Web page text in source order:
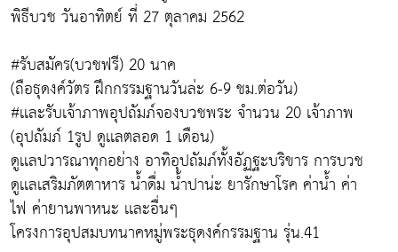
พิธีบวช วันอาทิตย์ ที่ 27 ตุลาคม 2562
#รับสมัคร(บวชฟรี) 20 นาค
(ถือธุดงค์วัตร ฝึกกรรมฐานวันล่ะ 6-9 ชม.ต่อวัน)
#เเละรับเจ้าภาพอุปถัมภ์จองบวชพระ จำนวน 20 เจ้าภาพ
(อุปถัมภ์ 1รูป ดูเเลตลอด 1 เดือน)
ดูเเลปวารณาทุกอย่าง อาทิอุปถัมภ์ทั้งอัฏฐะบริขาร การบวช
ดูเเลเสริมภัตตาหาร น้ำดื่ม น้ำปาน่ะ ยารักษาโรค ค่าน้ำ ค่า
ไฟ ค่ายานพาหนะ เเละอื่นๆ
โครงการอุปสมบทนาคหมู่พระธุดงค์กรรมฐาน รุ่น.41